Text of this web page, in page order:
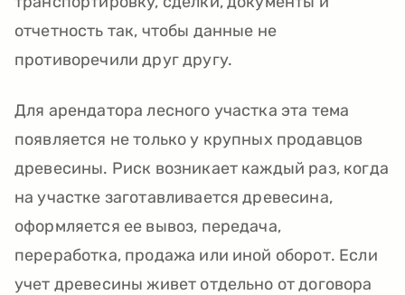
отчетность так, чтобы данные не
противоречили друг другу.
Для арендатора лесного участка эта тема
появляется не только у крупных продавцов
древесины. Риск возникает каждый раз, когда
на участке заготавливается древесина,
оформляется ее вывоз, передача,
переработка, продажа или иной оборот. Если
учет древесины живет отдельно от договора